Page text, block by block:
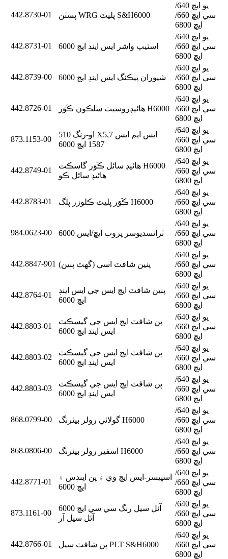
442.8730-01 پسٽن WRG پليٽ S&H6000
يو ايڇ 640/
سي ايڇ 660/
ايڇ 6800
442.8731-01 اسٽيپ واشر ايس اينڊ ايڇ 6000
يو ايڇ 640/
سي ايڇ 660/
ايڇ 6800
442.8739-00 شيوران پيڪنگ ايس اينڊ ايڇ 6000
يو ايڇ 640/
سي ايڇ 660/
ايڇ 6800
442.8726-01 هائيڊروسيٽ سلڪون ڪَوَر H6000
يو ايڇ 640/
سي ايڇ 660/
ايڇ 6800
873.1153-00
او-رنگ 510 X5,7 ايس ايم ايس
1587 ايڇ 6000
يو ايڇ 640/
سي ايڇ 660/
ايڇ 6800
442.8749-01
هائيڊ سائل ڪَوَر گاسڪٽ H6000
هائيڊ سائل ڪو
يو ايڇ 640/
سي ايڇ 660/
ايڇ 6800
442.8783-01 ڪَوَر پليٽ ڪلوزر پلگ H6000
يو ايڇ 640/
سي ايڇ 660/
ايڇ 6800
984.0623-00 ٽرانسڊيوسر پروب ايڇ/ايس 6000
يو ايڇ 640/
سي ايڇ 660/
ايڇ 6800
442.8847-901 پنين شافٽ اسي (گهٽ پنين)
يو ايڇ 640/
سي ايڇ 660/
ايڇ 6800
442.8764-01
پنين شافٽ ايڇ ايس جي ايس اينڊ
ايڇ 6000
يو ايڇ 640/
سي ايڇ 660/
ايڇ 6800
442.8803-01
پن شافٽ ايڇ ايس جي گيسڪٽ
ايس اينڊ ايڇ 6000
يو ايڇ 640/
سي ايڇ 660/
ايڇ 6800
442.8803-02
پن شافٽ ايڇ ايس جي گيسڪٽ
ايس اينڊ ايڇ 6000
يو ايڇ 640/
سي ايڇ 660/
ايڇ 6800
442.8803-03
پن شافٽ ايڇ ايس جي گيسڪٽ
ايس اينڊ ايڇ 6000
يو ايڇ 640/
سي ايڇ 660/
ايڇ 6800
868.0799-00 گولائي رولر بيئرنگ H6000
يو ايڇ 640/
سي ايڇ 660/
ايڇ 6800
868.0806-00 اسفير رولر بيئرنگ H6000
يو ايڇ 640/
سي ايڇ 660/
ايڇ 6800
442.8771-01
اسپيسر-ايس ايڇ وي ۽ پن اينڊس ۽
ايڇ 6000
يو ايڇ 640/
سي ايڇ 660/
ايڇ 6800
873.1161-00
آئل سيل رنگ سي سي ايڇ 6000
آئل سيل آر
يو ايڇ 640/
سي ايڇ 660/
ايڇ 6800
442.8766-01 پن شافٽ سيل PLT S&H6000
يو ايڇ 640/
سي ايڇ 660/
ايڇ 6800